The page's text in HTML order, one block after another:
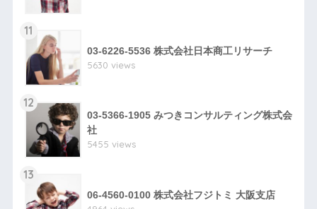
11
03-6226-5536 株式会社日本商工リサーチ
5630 views
12
03-5366-1905 みつきコンサルティング株式会
社
5455 views
13
06-4560-0100 株式会社フジトミ 大阪支店